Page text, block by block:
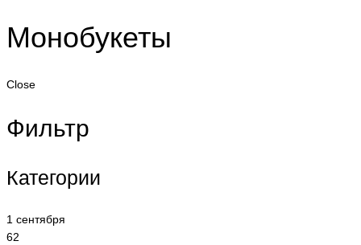
Монобукеты
Close
Фильтр
Категории
1 сентября
62